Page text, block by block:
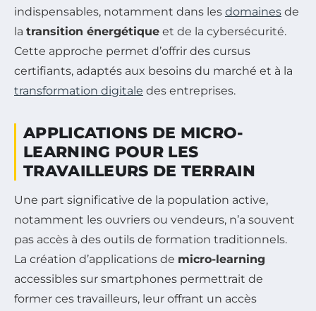
indispensables, notamment dans les domaines de
la transition énergétique et de la cybersécurité.
Cette approche permet d’offrir des cursus
certifiants, adaptés aux besoins du marché et à la
transformation digitale des entreprises.
APPLICATIONS DE MICRO-
LEARNING POUR LES
TRAVAILLEURS DE TERRAIN
Une part significative de la population active,
notamment les ouvriers ou vendeurs, n’a souvent
pas accès à des outils de formation traditionnels.
La création d’applications de micro-learning
accessibles sur smartphones permettrait de
former ces travailleurs, leur offrant un accès